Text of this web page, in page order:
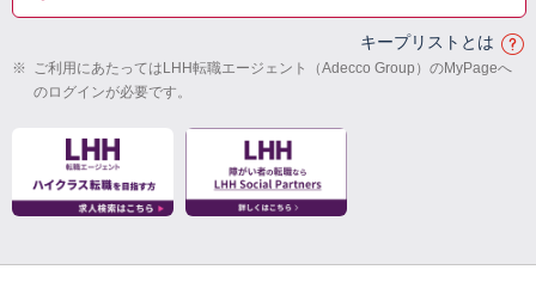
キープリストとは
※ ご利用にあたってはLHH転職エージェント（Adecco Group）のMyPageへ
のログインが必要です。